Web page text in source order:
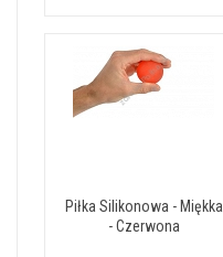
Piłka Silikonowa - Miękka
- Czerwona